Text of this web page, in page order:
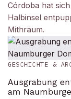
Córdoba hat
Halbinsel
Mithräum.
GESCHICHTE &
Ausgrabung
am